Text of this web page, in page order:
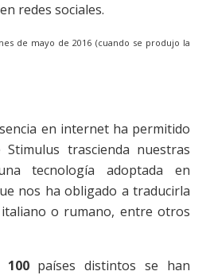
redes sociales.
de mayo de 2016 (cuando se produjo la
en internet ha permitido
trascienda nuestras
tecnología adoptada en
nos ha obligado a traducirla
o rumano, entre otros
100países distintos se han